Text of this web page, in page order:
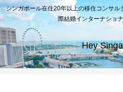
シンガポール在住20年以上の移住コンサル
際結婚インターナショ
Hey